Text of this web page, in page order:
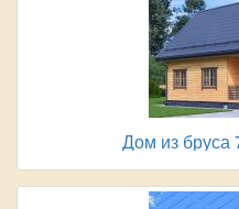
Дом из бруса